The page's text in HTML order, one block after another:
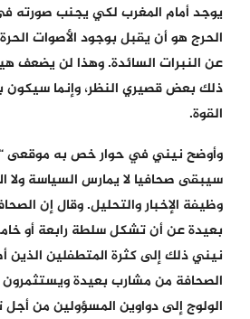
يوجد أمام المغرب لكي يجنب صورته
الحرج هو أن يقبل بوجود الأصوات
عن النبرات السائدة. وهذا لن يضعف
ذلك بعض قصيري النظر، وإنما سيكون
القوة.
وأوضح نيني في حوار خص به موقعى
سيبقى صحافيا لا يمارس السياسة ولا
وظيفة الإخبار والتحليل. وقال إن
بعيدة عن أن تشكل سلطة رابعة أو
نيني ذلك إلى كثرة المتطفلين الذين
الصحافة من مشارب بعيدة
الولوج إلى دواوين المسؤولين من